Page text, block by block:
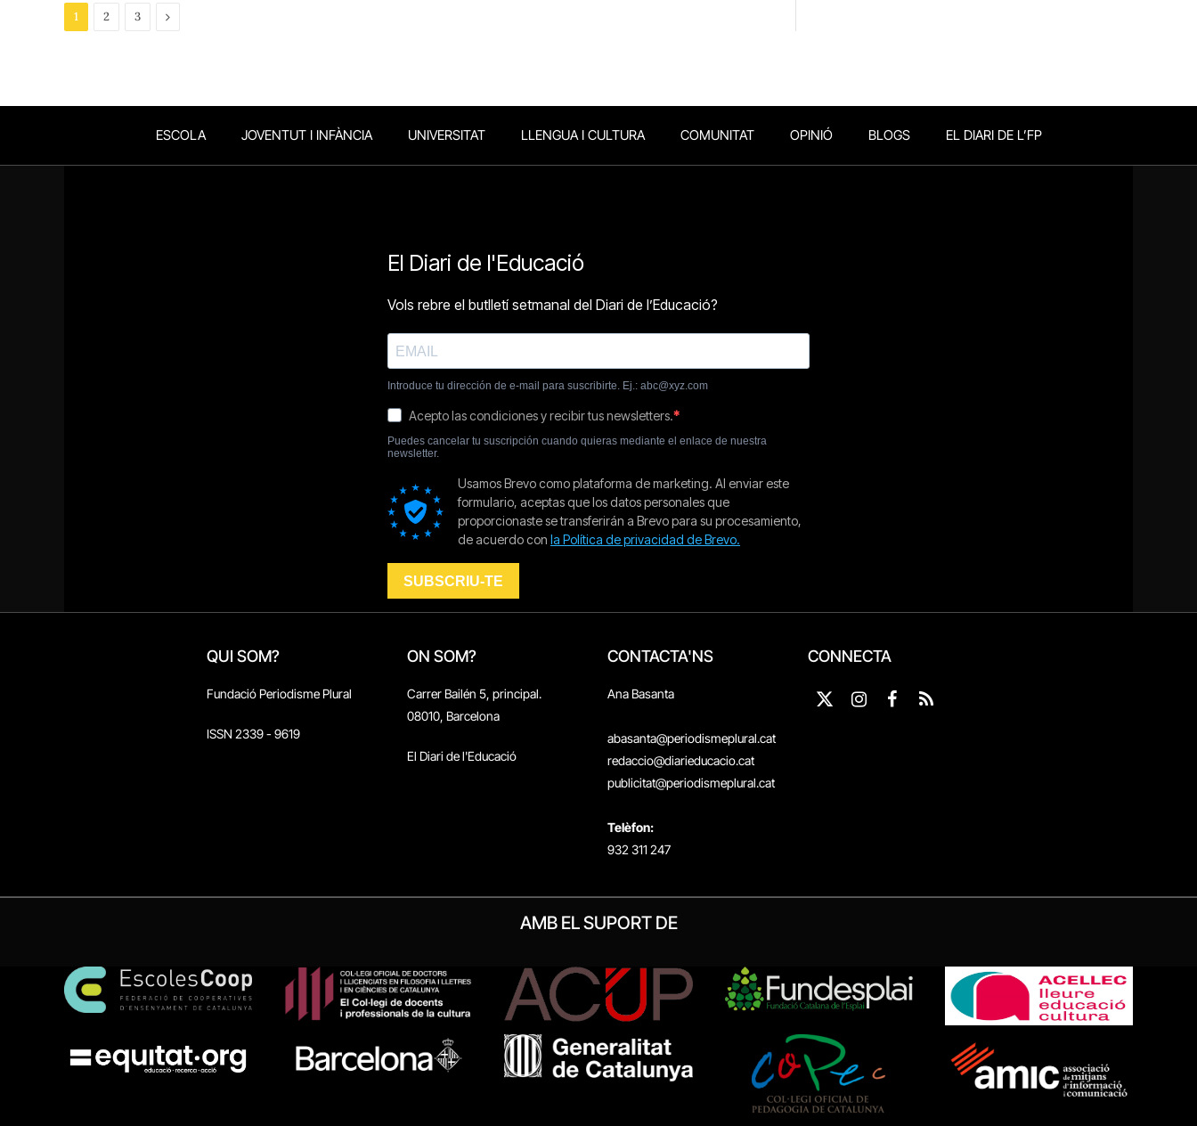
1 2 3 Next
ESCOLA JOVENTUT I INFÀNCIA UNIVERSITAT LLENGUA I CULTURA COMUNITAT OPINIÓ BLOGS EL DIARI DE L’FP
QUI SOM?
Fundació Periodisme Plural
ISSN 2339 - 9619
ON SOM?
Carrer Bailén 5, principal.
08010, Barcelona
El Diari de l'Educació
CONTACTA'NS
Ana Basanta
abasanta@periodismeplural.cat
redaccio@diarieducacio.cat
publicitat@periodismeplural.cat
Telèfon:
932 311 247
CONNECTA
X
Instagram
Facebook
RSS
AMB EL SUPORT DE